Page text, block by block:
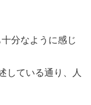
分なように感じ
している通り、人